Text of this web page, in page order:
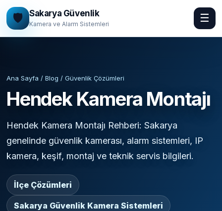
🛡️ Sakarya Güvenlik
Kamera ve Alarm Sistemleri ☰
Ana Sayfa / Blog / Güvenlik Çözümleri
Hendek Kamera Montajı
Hendek Kamera Montajı Rehberi: Sakarya
genelinde güvenlik kamerası, alarm sistemleri, IP
kamera, keşif, montaj ve teknik servis bilgileri.
İlçe Çözümleri
Sakarya Güvenlik Kamera Sistemleri